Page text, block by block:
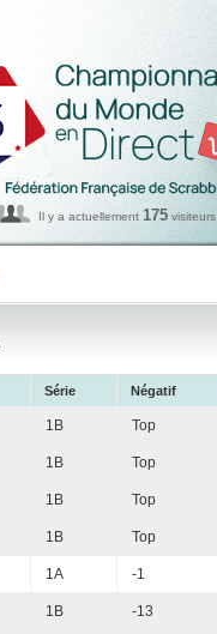
Il y a actuellement 175 visiteurs
Série Négatif
1B Top
1B Top
1B Top
1B Top
1A -1
1B -13